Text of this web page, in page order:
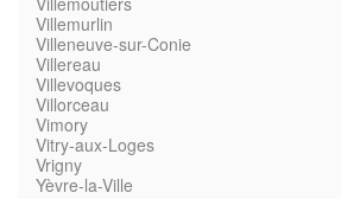
Villemurlin
Villeneuve-sur-Conie
Villereau
Villevoques
Villorceau
Vimory
Vitry-aux-Loges
Vrigny
Yèvre-la-Ville